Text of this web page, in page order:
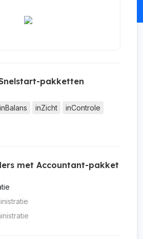
pakketten
inBalans inZicht
inControle
met Accountant-pakket